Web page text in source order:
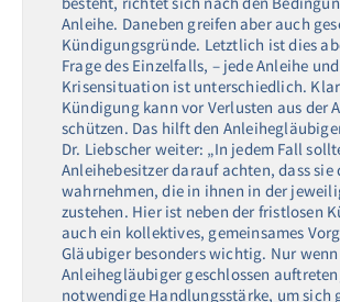
Anleihe. Daneben greifen aber auch
Kündigungsgründe. Letztlich ist dies
Frage des Einzelfalls, – jede Anleihe
Krisensituation ist unterschiedlich.
Kündigung kann vor Verlusten aus der
schützen. Das hilft den
Dr. Liebscher weiter: „In jedem Fall
Anleihebesitzer darauf achten, dass sie
wahrnehmen, die in ihnen in der
zustehen. Hier ist neben der fristlosen
auch ein kollektives, gemeinsames
Gläubiger besonders wichtig. Nur
Anleihegläubiger geschlossen
notwendige Handlungsstärke, um sich